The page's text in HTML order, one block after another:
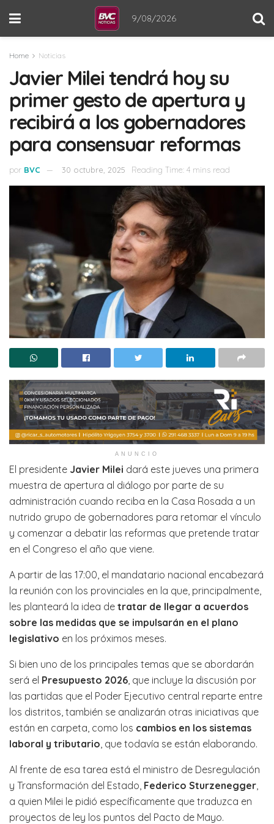
9/08/2026
Home Noticias
Javier Milei tendrá hoy su
primer gesto de apertura y
recibirá a los gobernadores
para consensuar reformas
por BVC 30 octubre, 2025 Reading Time: 4 mins read
ANUNCIO
El presidente Javier Milei dará este jueves una primera
muestra de apertura al diálogo por parte de su
administración cuando reciba en la Casa Rosada a un
nutrido grupo de gobernadores para retomar el vínculo
y comenzar a debatir las reformas que pretende tratar
en el Congreso el año que viene.
A partir de las 17:00, el mandatario nacional encabezará
la reunión con los provinciales en la que, principalmente,
les planteará la idea de tratar de llegar a acuerdos
sobre las medidas que se impulsarán en el plano
legislativo en los próximos meses.
Si bien uno de los principales temas que se abordarán
será el Presupuesto 2026 , que incluye la discusión por
las partidas que el Poder Ejecutivo central reparte entre
los distritos, también se analizarán otras iniciativas que
están en carpeta, como los cambios en los sistemas
laboral y tributario , que todavía se están elaborando.
Al frente de esa tarea está el ministro de Desregulación
y Transformación del Estado, Federico Sturzenegger
a quien Milei le pidió específicamente que traduzca en
proyectos de ley los puntos del Pacto de Mayo.